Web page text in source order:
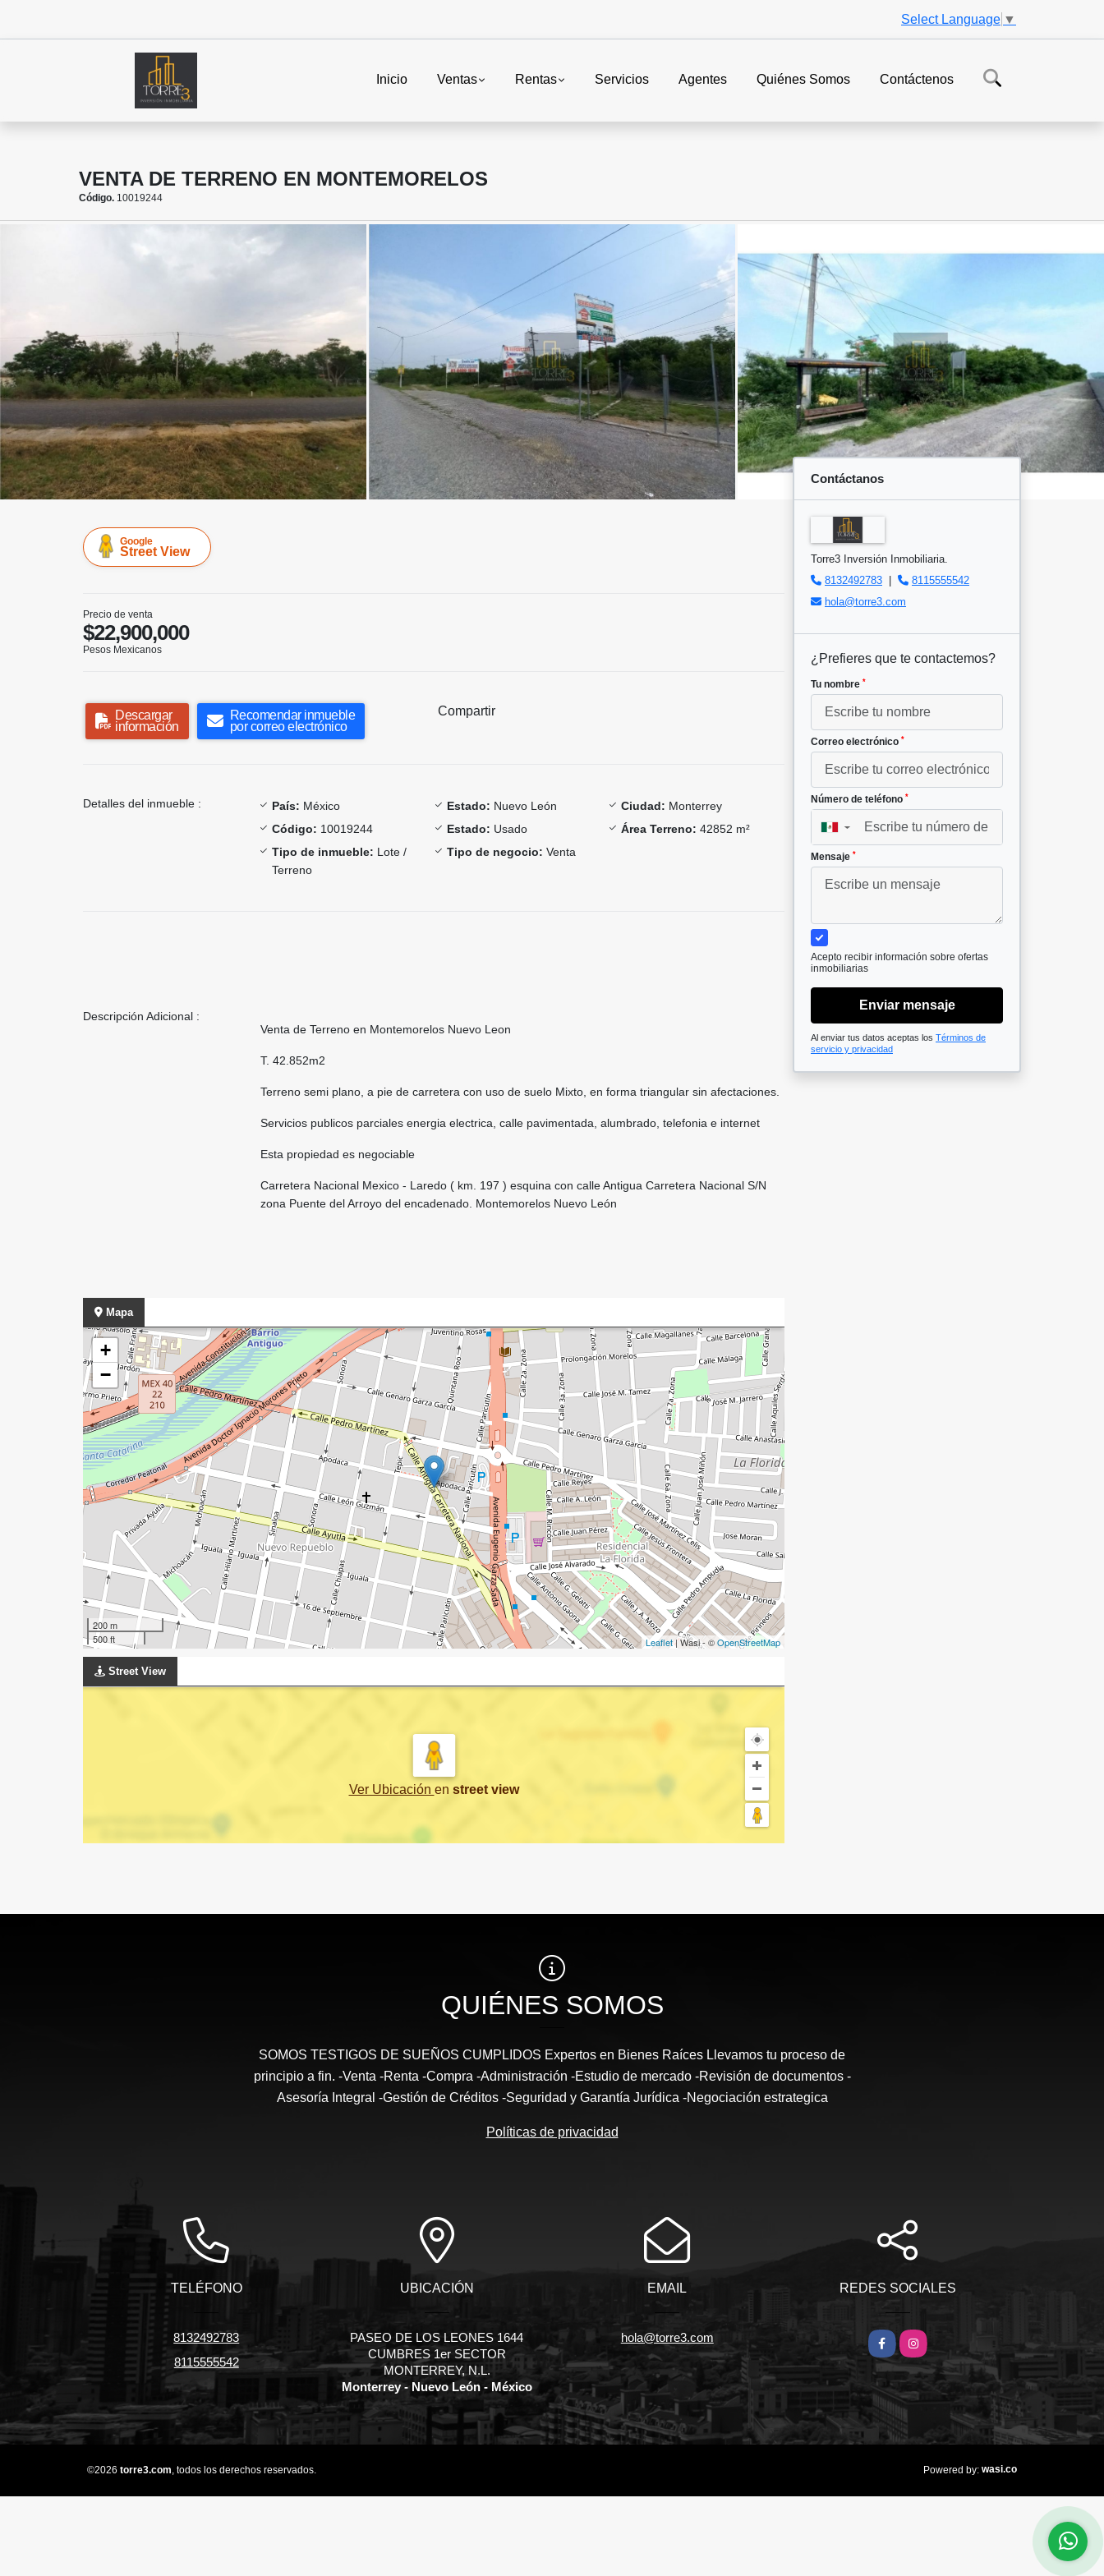
Select Language ▼
Inicio Ventas Rentas Servicios Agentes Quiénes Somos Contáctenos
VENTA DE TERRENO EN MONTEMORELOS
Código. 10019244
Google
Street View
Precio de venta
$22,900,000
Pesos Mexicanos
Descargar
información
Recomendar inmueble
por correo electrónico
Compartir
Detalles del inmueble : País: México Estado: Nuevo León Ciudad: Monterrey
Código: 10019244 Estado: Usado Área Terreno: 42852 m²
Tipo de inmueble: Lote /
Terreno
Tipo de negocio: Venta
Descripción Adicional :
Venta de Terreno en Montemorelos Nuevo Leon
T. 42.852m2
Terreno semi plano, a pie de carretera con uso de suelo Mixto, en forma triangular sin afectaciones.
Servicios publicos parciales energia electrica, calle pavimentada, alumbrado, telefonia e internet
Esta propiedad es negociable
Carretera Nacional Mexico - Laredo ( km. 197 ) esquina con calle Antigua Carretera Nacional S/N
zona Puente del Arroyo del encadenado. Montemorelos Nuevo León
Mapa
+
−
200 m
500 ft
Leaflet| Wasi - ©OpenStreetMap
Street View
Ver Ubicación en street view
Contáctanos
Torre3 Inversión Inmobiliaria.
8132492783
8115555542
hola@torre3.com
¿Prefieres que te contactemos?
Tu nombre *
Correo electrónico *
Número de teléfono *
▼
Mensaje *
Acepto recibir información sobre ofertas
inmobiliarias
Enviar mensaje
Al enviar tus datos aceptas los Términos de
servicio y privacidad
QUIÉNES SOMOS
SOMOS TESTIGOS DE SUEÑOS CUMPLIDOS Expertos en Bienes Raíces Llevamos tu proceso de
principio a fin. -Venta -Renta -Compra -Administración -Estudio de mercado -Revisión de documentos -
Asesoría Integral -Gestión de Créditos -Seguridad y Garantía Jurídica -Negociación estrategica
Políticas de privacidad
TELÉFONO
8132492783
8115555542
UBICACIÓN
PASEO DE LOS LEONES 1644
CUMBRES 1er SECTOR
MONTERREY, N.L.
Monterrey - Nuevo León - México
EMAIL
hola@torre3.com
REDES SOCIALES
Facebook
Instagram
©2026 torre3.com , todos los derechos reservados. Powered by: wasi.co